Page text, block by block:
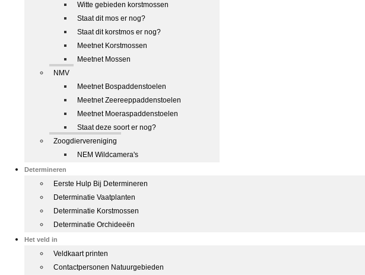
Witte gebieden korstmossen
Staat dit mos er nog?
Staat dit korstmos er nog?
Meetnet Korstmossen
Meetnet Mossen
NMV
Meetnet Bospaddenstoelen
Meetnet Zeereeppaddenstoelen
Meetnet Moeraspaddenstoelen
Staat deze soort er nog?
Zoogdiervereniging
NEM Wildcamera's
Determineren
Eerste Hulp Bij Determineren
Determinatie Vaatplanten
Determinatie Korstmossen
Determinatie Orchideeën
Het veld in
Veldkaart printen
Contactpersonen Natuurgebieden